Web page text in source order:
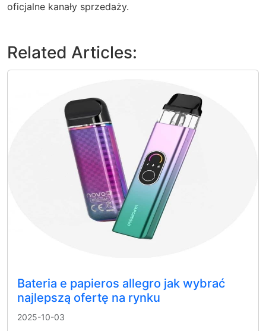
oficjalne kanały sprzedaży.
Related Articles:
Bateria e papieros allegro jak wybrać
najlepszą ofertę na rynku
2025-10-03